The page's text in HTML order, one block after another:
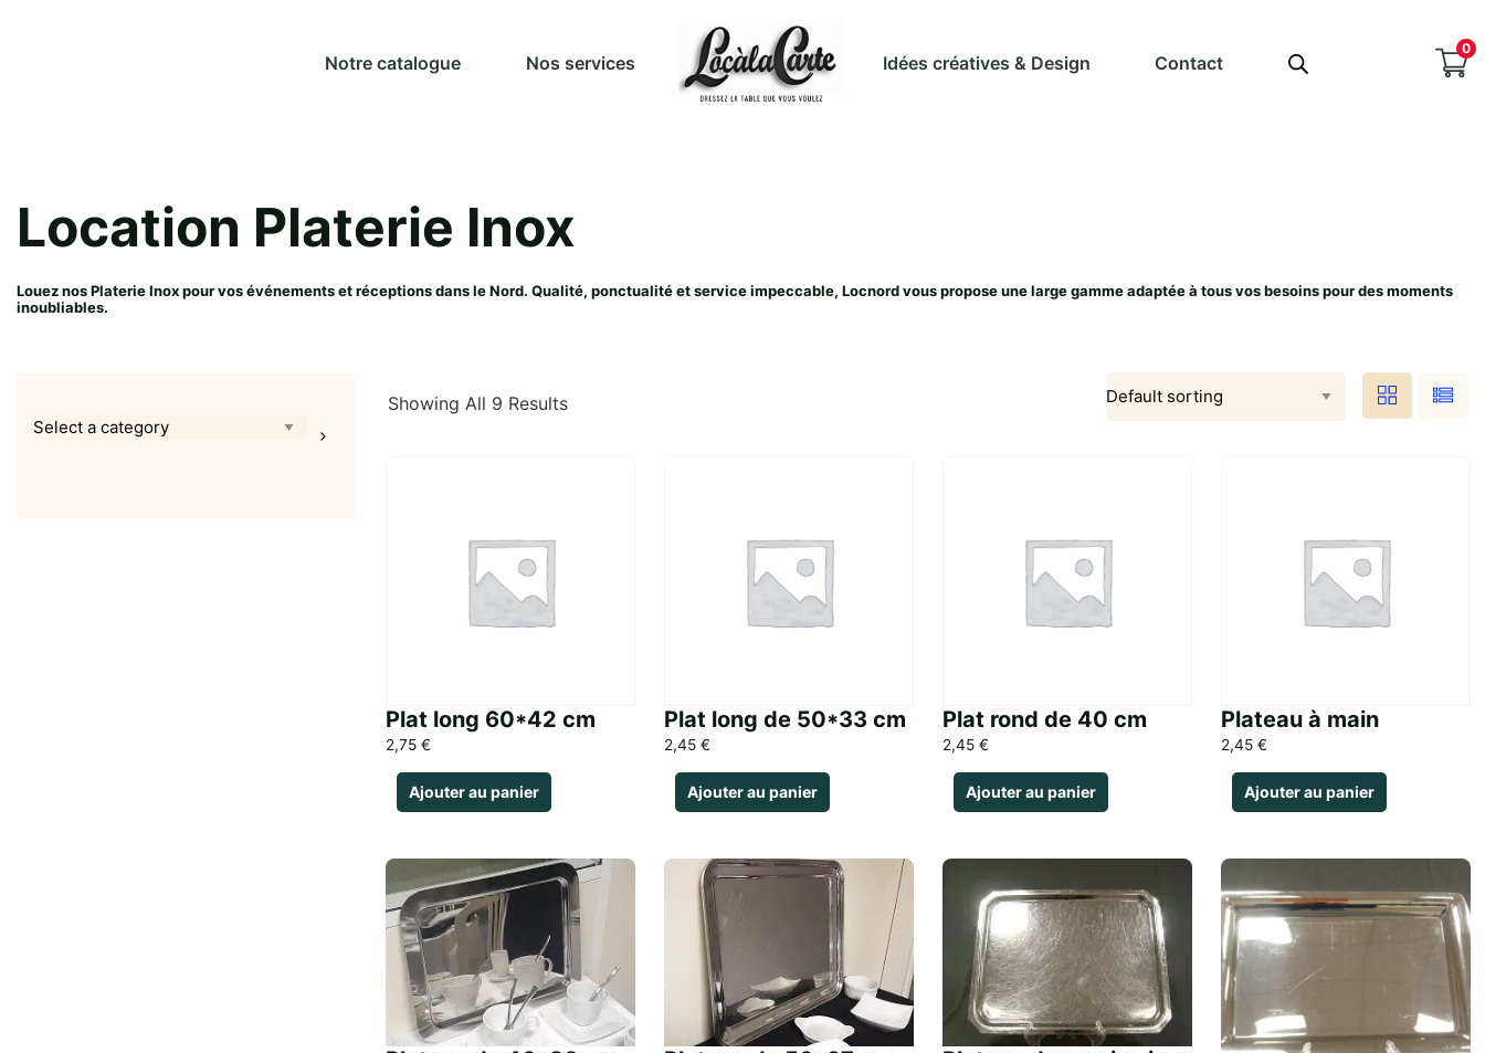
Notre catalogue Nos services Idées créatives & Design Contact
0
Location Platerie Inox
Louez nos Platerie Inox pour vos événements et réceptions dans le Nord. Qualité, ponctualité et service impeccable, Locnord vous propose une large gamme adaptée à tous vos besoins pour des moments
inoubliables.
Select
Showing All 9 Results
Plat long 60*42 cm
2,75 €
Ajouter au panier
Plat long de 50*33 cm
2,45 €
Ajouter au panier
Plat rond de 40 cm
2,45 €
Ajouter au panier
Plateau à main
2,45 €
Ajouter au panier